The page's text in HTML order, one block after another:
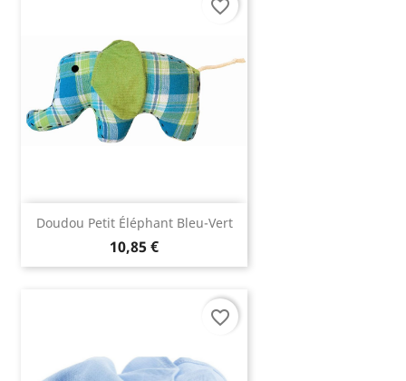
Doudou Petit Éléphant Bleu-Vert
10,85 €
favorite_border
favorite_border